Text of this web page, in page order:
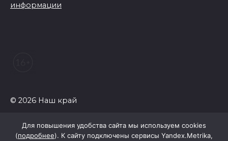
информации
© 2026 Наш край
Для повышения удобства сайта мы используем cookies
(подробнее). К сайту подключены сервисы Yandex.Metrika,